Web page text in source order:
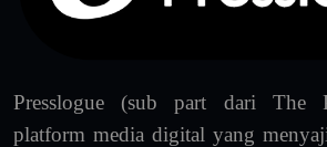
Presslogue (sub part dari The
platform media digital yang